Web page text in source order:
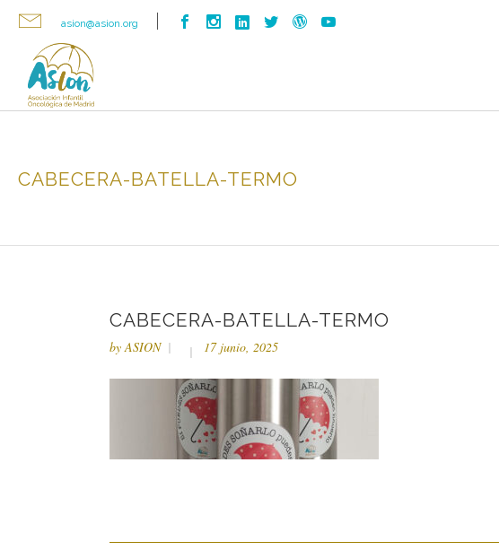
asion@asion.org
CABECERA-BATELLA-TERMO
CABECERA-BATELLA-TERMO
byASION 17 junio, 2025